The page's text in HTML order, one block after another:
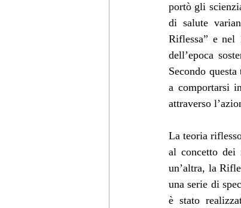
portò gli
di salute
Riflessa” e
dell’epoca
Secondo
a comportarsi
attraverso
La teoria
al concetto dei
un’altra, la
una serie di
è stato